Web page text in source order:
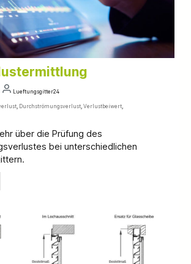
Lueftungsgitter24
, Durchströmungsverlust, Verlustbeiwert,
über die Prüfung des
bei unterschiedlichen